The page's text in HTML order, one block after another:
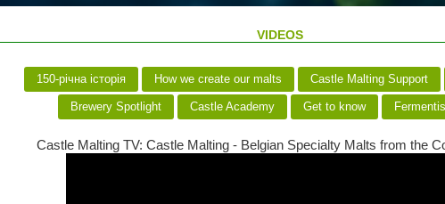
VIDEOS
150-річна історія How we create our malts Castle Malting Support
Brewery Spotlight Castle Academy Get to know
Castle Malting TV: Castle Malting - Belgian Specialty Malts from the